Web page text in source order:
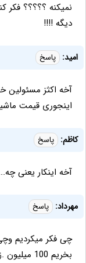
نمیکنه ؟؟؟؟؟ فکر
دیگه !!!!
امید: پاسخ
اینجوری قیمت
کاظم: پاسخ
آخه اینکار یعنی
مهرداد: پاسخ
بخریم 100 میلیون .زهی خیال باطل